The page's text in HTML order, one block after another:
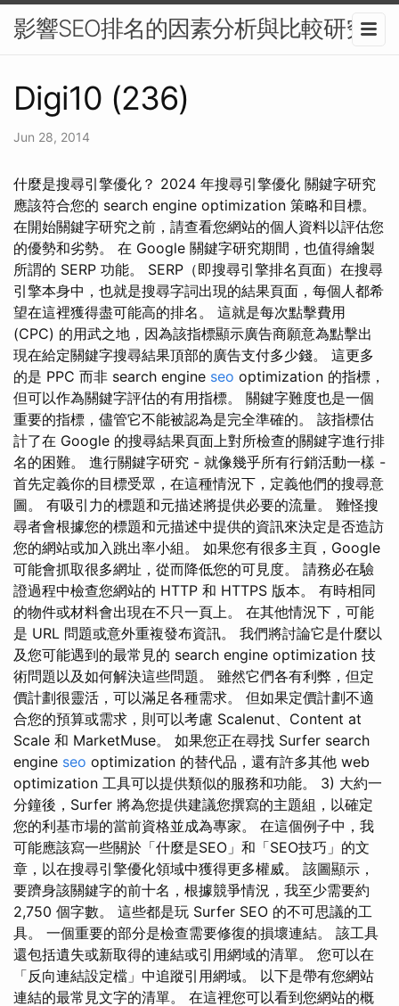
影響SEO排名的因素分析與比較研究
Digi10 (236)
Jun 28, 2014
什麼是搜尋引擎優化？ 2024 年搜尋引擎優化 關鍵字研究
應該符合您的 search engine optimization 策略和目標。
在開始關鍵字研究之前，請查看您網站的個人資料以評估您
的優勢和劣勢。 在 Google 關鍵字研究期間，也值得繪製
所謂的 SERP 功能。 SERP（即搜尋引擎排名頁面）在搜尋
引擎本身中，也就是搜尋字詞出現的結果頁面，每個人都希
望在這裡獲得盡可能高的排名。 這就是每次點擊費用
(CPC) 的用武之地，因為該指標顯示廣告商願意為點擊出
現在給定關鍵字搜尋結果頂部的廣告支付多少錢。 這更多
的是 PPC 而非 search engine seo optimization 的指標，
但可以作為關鍵字評估的有用指標。 關鍵字難度也是一個
重要的指標，儘管它不能被認為是完全準確的。 該指標估
計了在 Google 的搜尋結果頁面上對所檢查的關鍵字進行排
名的困難。 進行關鍵字研究 - 就像幾乎所有行銷活動一樣 -
首先定義你的目標受眾，在這種情況下，定義他們的搜尋意
圖。 有吸引力的標題和元描述將提供必要的流量。 難怪搜
尋者會根據您的標題和元描述中提供的資訊來決定是否造訪
您的網站或加入跳出率小組。 如果您有很多主頁，Google
可能會抓取很多網址，從而降低您的可見度。 請務必在驗
證過程中檢查您網站的 HTTP 和 HTTPS 版本。 有時相同
的物件或材料會出現在不只一頁上。 在其他情況下，可能
是 URL 問題或意外重複發布資訊。 我們將討論它是什麼以
及您可能遇到的最常見的 search engine optimization 技
術問題以及如何解決這些問題。 雖然它們各有利弊，但定
價計劃很靈活，可以滿足各種需求。 但如果定價計劃不適
合您的預算或需求，則可以考慮 Scalenut、Content at
Scale 和 MarketMuse。 如果您正在尋找 Surfer search
engine seo optimization 的替代品，還有許多其他 web
optimization 工具可以提供類似的服務和功能。 3) 大約一
分鐘後，Surfer 將為您提供建議您撰寫的主題組，以確定
您的利基市場的當前資格並成為專家。 在這個例子中，我
可能應該寫一些關於「什麼是SEO」和「SEO技巧」的文
章，以在搜尋引擎優化領域中獲得更多權威。 該圖顯示，
要躋身該關鍵字的前十名，根據競爭情況，我至少需要約
2,750 個字數。 這些都是玩 Surfer SEO 的不可思議的工
具。 一個重要的部分是檢查需要修復的損壞連結。 該工具
還包括遺失或新取得的連結或引用網域的清單。 您可以在
「反向連結設定檔」中追蹤引用網域。 以下是帶有您網站
連結的最常見文字的清單。 在這裡您可以看到您網站的概